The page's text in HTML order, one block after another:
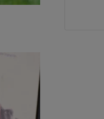
dizer